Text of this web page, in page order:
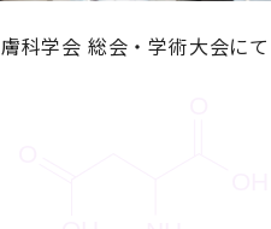
科学会 総会・学術大会にて